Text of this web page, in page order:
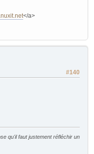
</a>
#140
qu'il faut justement réfléchir un